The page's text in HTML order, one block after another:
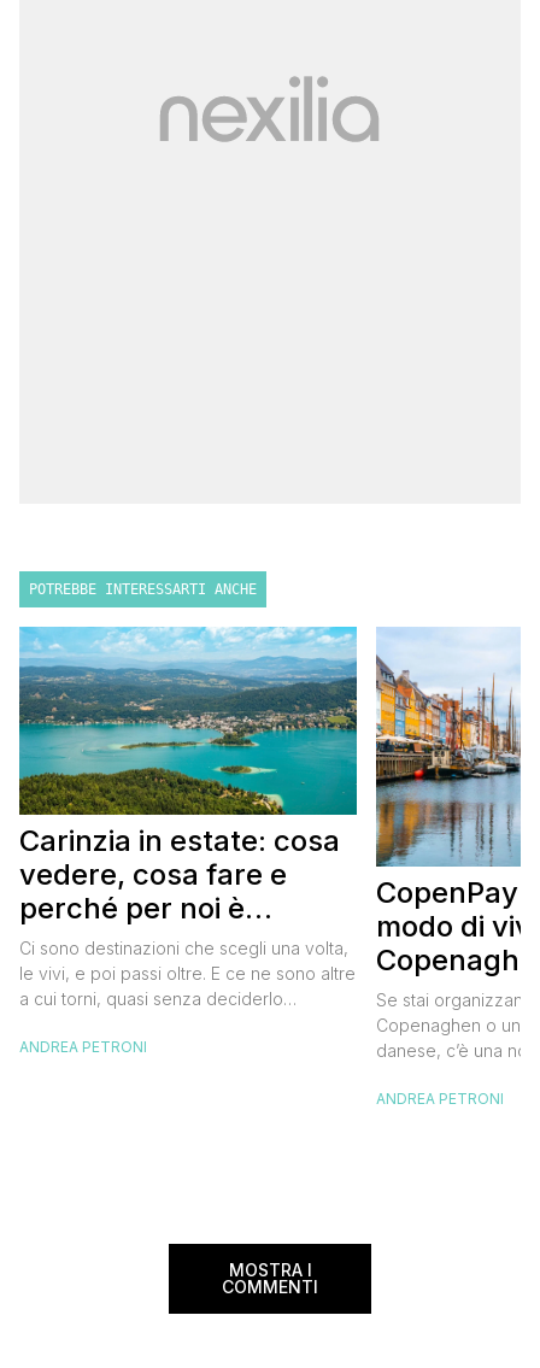
POTREBBE INTERESSARTI ANCHE
Carinzia in estate: cosa
vedere, cosa fare e
perché per noi è
diventata una
destinazione del cuore
Ci sono destinazioni che scegli una volta,
le vivi, e poi passi oltre. E ce ne sono altre
a cui torni, quasi senza deciderlo
richiamarti indietro più che il contrario. Per
ANDREA PETRONI
CopenPay:
modo di
meglio e
meno
Se stai
Copenaghen o un
danese, c’è una
CopenPay ed è
ANDREA PETRONI
MOSTRA I
COMMENTI